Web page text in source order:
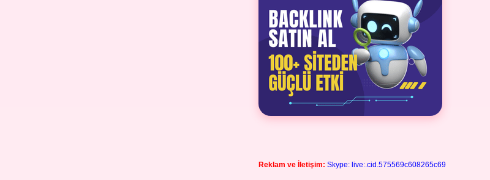
Reklam ve İletişim: Skype: live:.cid.575569c608265c69